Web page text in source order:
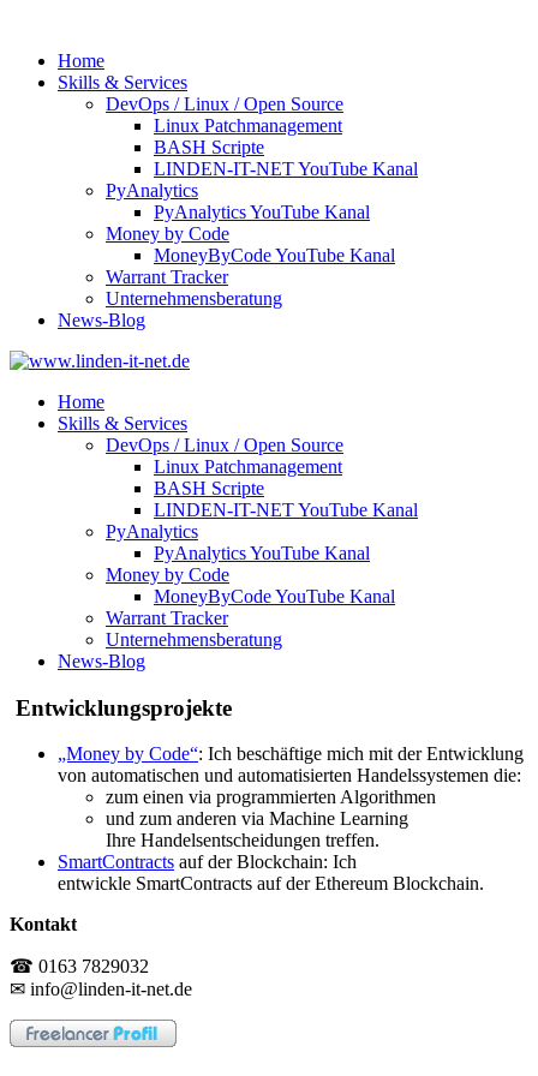
Home
Skills & Services
DevOps / Linux / Open Source
Linux Patchmanagement
BASH Scripte
LINDEN-IT-NET YouTube Kanal
PyAnalytics
PyAnalytics YouTube Kanal
Money by Code
MoneyByCode YouTube Kanal
Warrant Tracker
Unternehmensberatung
News-Blog
Home
Skills & Services
DevOps / Linux / Open Source
Linux Patchmanagement
BASH Scripte
LINDEN-IT-NET YouTube Kanal
PyAnalytics
PyAnalytics YouTube Kanal
Money by Code
MoneyByCode YouTube Kanal
Warrant Tracker
Unternehmensberatung
News-Blog
Entwicklungsprojekte
„Money by Code“: Ich beschäftige mich mit der Entwicklung
von automatischen und automatisierten Handelssystemen die:
zum einen via programmierten Algorithmen
und zum anderen via Machine Learning
Ihre Handelsentscheidungen treffen.
SmartContracts auf der Blockchain: Ich
entwickle SmartContracts auf der Ethereum Blockchain.
Kontakt
☎ 0163 7829032
✉ info@linden-it-net.de